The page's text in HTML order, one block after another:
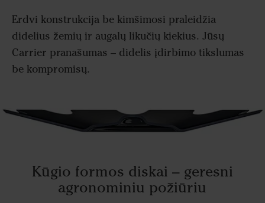
Erdvi konstrukcija be kimšimosi praleidžia
didelius žemių ir augalų likučių kiekius. Jūsų
Carrier pranašumas – didelis įdirbimo tikslumas
be kompromisų.
Kūgio formos diskai – geresni
agronominiu požiūriu